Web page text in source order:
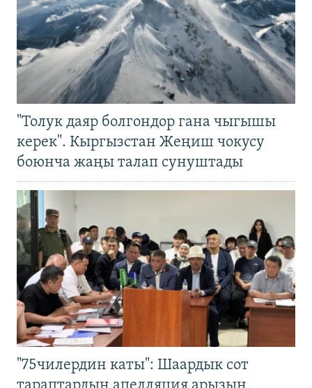
"Толук даяр болгондор гана чыгышы
керек". Кыргызстан Жеңиш чокусу
боюнча жаңы талап сунуштады
"75чилердин каты": Шаардык сот